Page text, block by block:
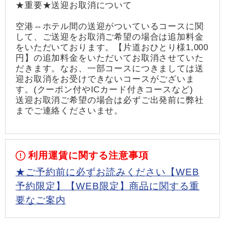
★重要★送迎お取消について
空港⇔ホテル間の送迎がついているコースに関
して、ご送迎をお取消ご希望の場合は追加料金
をいただいております。【片道おひとり様1,000
円】の追加料金をいただいてお取消させていた
だきます。なお、一部コースにつきましては送
迎お取消をお受けできないコースがございま
す。(クーポン付やICカード付きコースなど)
送迎お取消ご希望の場合は必ずご出発前に弊社
までご連絡くださいませ。
利用運賃に関する注意事項
★ご予約前に必ずお読みください【WEB
予約限定】【WEB限定】商品に関する重
要なご案内